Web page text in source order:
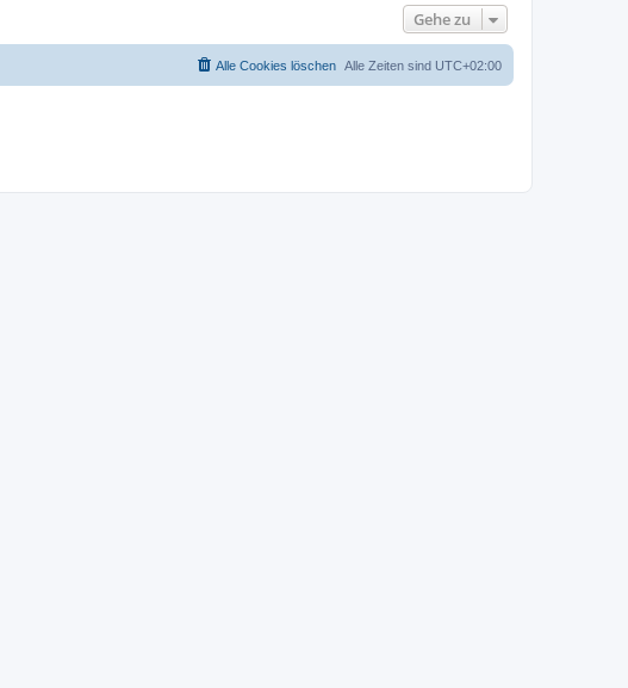
Gehe zu
Alle Zeiten sind UTC+02:00
Alle Cookies löschen